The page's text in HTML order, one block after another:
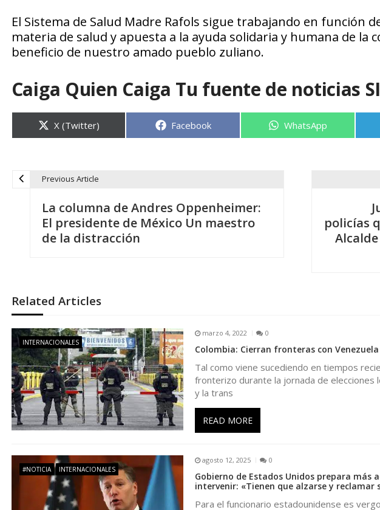
El Sistema de Salud Madre Rafols sigue trabajando en función
materia de salud y apuesta a la ayuda solidaria y humana de la
beneficio de nuestro amado pueblo zuliano.
Caiga Quien Caiga Tu fuente de noticias
Compartir
en
X (Twitter) Compartir
Facebook Compartir
WhatsApp
g
a
c
i
ó
n
Previous Article
La columna de Andres Oppenheimer:
El presidente de México Un maestro
de la distracción
policías
Related Articles
INTERNACIONALES
marzo 4, 2022 0
Colombia: Cierran fronteras con
Tal como viene sucediendo en tiempos
fronterizo durante la jornada de elecciones
y la trans
READ MORE
#NOTICIA INTERNACIONALES
agosto 12, 2025 0
Gobierno de Estados Unidos prepara más
intervenir: «Tienen que alzarse y reclamar
Para el funcionario estadounidense es